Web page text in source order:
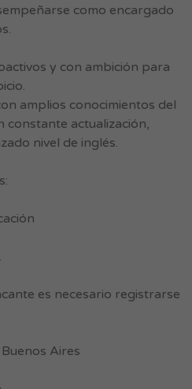
como encargado
y con ambición para
amplios conocimientos del
constante actualización,
nivel de inglés.
es necesario registrarse
Aires